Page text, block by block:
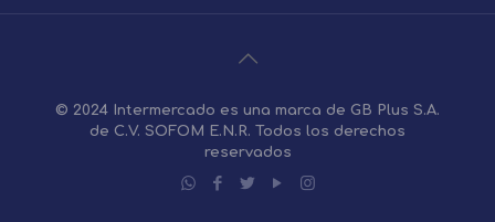
© 2024 Intermercado es una marca de GB Plus S.A.
de C.V. SOFOM E.N.R. Todos los derechos
reservados